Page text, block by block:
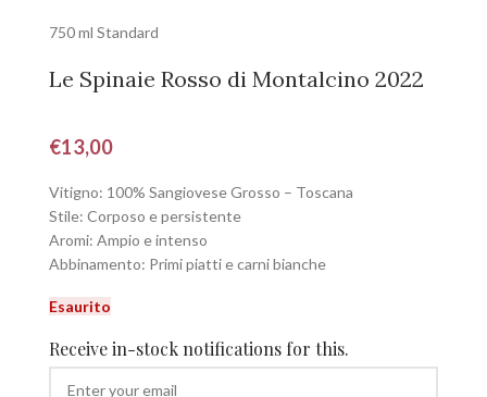
750 ml Standard
Le Spinaie Rosso di Montalcino 2022
€13,00
Vitigno: 100% Sangiovese Grosso – Toscana
Stile: Corposo e persistente
Aromi: Ampio e intenso
Abbinamento: Primi piatti e carni bianche
Esaurito
Receive in-stock notifications for this.